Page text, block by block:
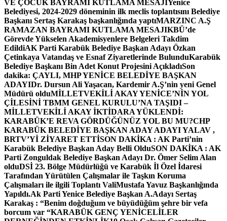
VE ÇOCUK BAYRAMI KUTLAMA MESAJIYenice
Belediyesi, 2024-2029 döneminin ilk meclis toplantısını Belediye
Başkanı Sertaş Karakaş başkanlığında yaptıMARZINC A.Ş
RAMAZAN BAYRAMI KUTLAMA MESAJIKBÜ’de
Görevde Yükselen Akademisyenlere Belgeleri Takdim
EdildiAK Parti Karabük Belediye Başkan Adayı Özkan
Çetinkaya Vatandaş ve Esnaf Ziyaretlerinde BulunduKarabük
Belediye Başkanı Bin Adet Konut Projesini AçıkladıSon
dakika: ÇAYLI, MHP YENİCE BELEDİYE BAŞKAN
ADAYIDr. Dursun Ali Yaşacan, Kardemir A.Ş’nin yeni Genel
Müdürü olduMİLLETVEKİLİ AKAY YENİCE’NİN YOL
ÇİLESİNİ TBMM GENEL KURULU’NA TAŞIDI –
MİLLETVEKİLİ AKAY İKTİDARA YÜKLENDİ:
KARABÜK’E REVA GÖRDÜĞÜNÜZ YOL BU MU?CHP
KARABÜK BELEDİYE BAŞKAN ADAY ADAYI YALAV ,
BRTV’Yİ ZİYARET ETTİSON DAKİKA : AK Parti’nin
Karabük Belediye Başkan Aday Belli OlduSON DAKİKA : AK
Parti Zonguldak Belediye Başkan Adayı Dr. Ömer Selim Alan
olduDSİ 23. Bölge Müdürlüğü ve Karabük İl Özel İdaresi
Tarafından Yürütülen Çalışmalar ile Taşkın Koruma
Çalışmaları ile ilgili Toplantı ValiMustafa Yavuz Başkanlığında
Yapıldı.Ak Parti Yenice Belediye Başkan A.Adayı Sertaş
Karakaş : “Benim doğduğum ve büyüdüğüm şehre bir vefa
borcum var “KARABÜK GENÇ YENİCELİLER